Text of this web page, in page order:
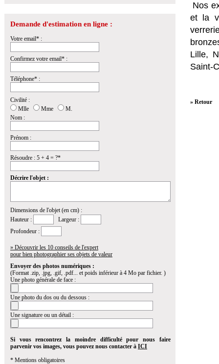
Demande d'estimation en ligne :
Votre email* :
Confirmez votre email* :
Téléphone* :
Civilité :
Mlle
Mme
M.
Nom :
Prénom :
Résoudre : 5 + 4 = ?*
Décrire l'objet :
Dimensions de l'objet (en cm) :
Hauteur :
Largeur :
Profondeur :
» Découvrir les 10 conseils de l'expert
pour bien photographier ses objets de valeur
Envoyer des photos numériques :
(Format .zip, .jpg, .gif, .pdf... et poids inférieur à 4 Mo par fichier. )
Une photo générale de face :
Une photo du dos ou du dessous :
Une signature ou un détail :
Si vous rencontrez la moindre difficulté pour nous faire
parvenir vos images, vous pouvez nous contacter à ICI
* Mentions obligatoires
Nos
et la
Lille,
Saint-
» Retour